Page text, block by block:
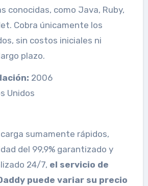
conocidas, como Java, Ruby,
Cobra únicamente los
sin costos iniciales ni
plazo.
2006
Unidos
sumamente rápidos,
del 99,9% garantizado y
24/7, el servicio de
puede variar su precio